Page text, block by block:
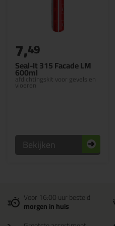
Seal-It 315 Facade LM
600ml
afdichtingskit voor gevels en
vloeren
7,49
Bekijken
Voor 16:00 uur besteld
morgen in huis